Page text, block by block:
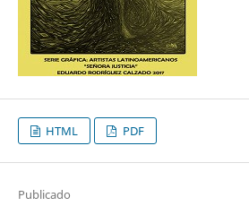
HTML PDF
Publicado